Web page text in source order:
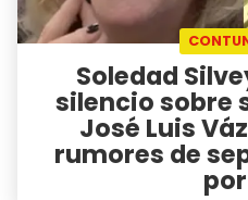
Soledad
silencio sobre
José Luis
rumores de